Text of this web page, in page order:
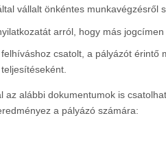
vállalt önkéntes munkavégzésről
arról, hogy más
csatolt, a pályázót érintő
az alábbidokumentumok is
a pályázó számára: